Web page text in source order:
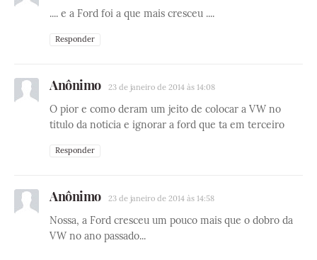
.... e a Ford foi a que mais cresceu ....
Responder
Anônimo 23 de janeiro de 2014 às 14:08
O pior e como deram um jeito de colocar a VW no
titulo da noticia e ignorar a ford que ta em terceiro
Responder
Anônimo 23 de janeiro de 2014 às 14:58
Nossa, a Ford cresceu um pouco mais que o dobro da
VW no ano passado...